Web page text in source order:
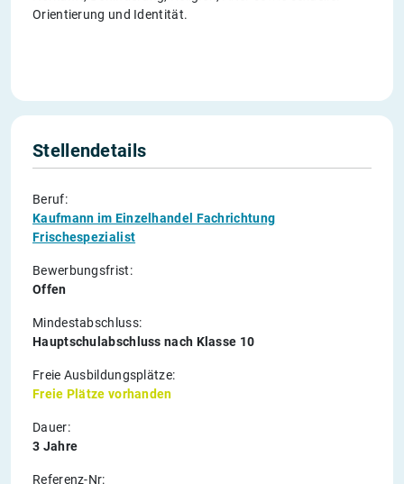
Orientierung und Identität.
Stellendetails
Beruf:
Kaufmann im Einzelhandel Fachrichtung
Frischespezialist
Bewerbungsfrist:
Offen
Mindestabschluss:
Hauptschulabschluss nach Klasse 10
Freie Ausbildungsplätze:
Freie Plätze vorhanden
Dauer:
3 Jahre
Referenz-Nr: